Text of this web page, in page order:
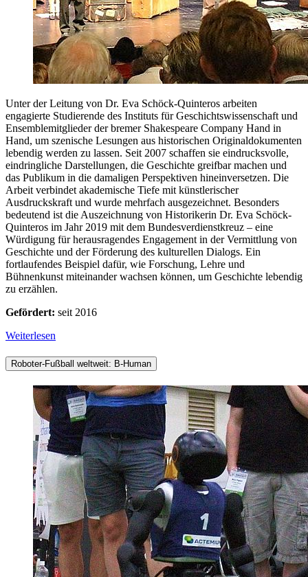
Unter der Leitung von Dr. Eva Schöck-Quinteros arbeiten
engagierte Studierende des Instituts für Geschichtswissenschaft und
Ensemblemitglieder der bremer Shakespeare Company Hand in
Hand, um szenische Lesungen aus historischen Originaldokumenten
lebendig werden zu lassen. Seit 2007 schaffen sie eindrucksvolle,
eindringliche Darstellungen, die Geschichte greifbar machen und
das Publikum in die damaligen Perspektiven hineinversetzen. Die
Arbeit verbindet akademische Tiefe mit künstlerischer
Ausdruckskraft und wurde mehrfach ausgezeichnet. Besonders
bedeutend ist die Auszeichnung von Historikerin Dr. Eva Schöck-
Quinteros im Jahr 2019 mit dem Bundesverdienstkreuz – eine
Würdigung für herausragendes Engagement in der Vermittlung von
Geschichte und der Förderung des kulturellen Dialogs. Ein
fortlaufendes Beispiel dafür, wie Forschung, Lehre und
Bühnenkunst miteinander wachsen können, um Geschichte lebendig
zu erzählen.
Gefördert: seit 2016
Weiterlesen
Roboter-Fußball weltweit: B-Human